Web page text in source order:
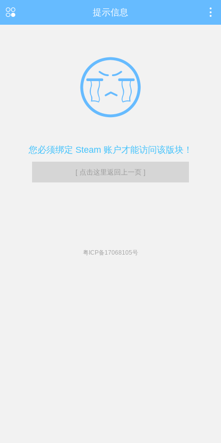
提示信息
您必须绑定 Steam 账户才能访问该版块！
[ 点击这里返回上一页 ]
粤ICP备17068105号